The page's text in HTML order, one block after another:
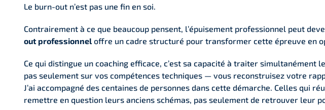
Le burn-out n’est pas une fin en soi.
Contrairement à ce que beaucoup pensent, l’épuisement professionnel peut
out professionnel offre un cadre structuré pour transformer cette épreuve en
Ce qui distingue un coaching efficace, c’est sa capacité à traiter
pas seulement sur vos compétences techniques — vous reconstruisez votre
J’ai accompagné des centaines de personnes dans cette démarche. Celles
remettre en question leurs anciens schémas, pas seulement de retrouver leur